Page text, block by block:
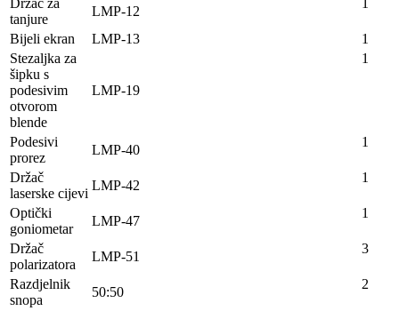
Držač za
tanjure
LMP-12
Bijeli ekran LMP-13
1
Stezaljka za
šipku s
podesivim
otvorom
blende
LMP-19
1
Podesivi
prorez
LMP-40
1
Držač
laserske cijevi
LMP-42
1
Optički
goniometar
LMP-47
1
Držač
polarizatora
LMP-51
3
Razdjelnik
snopa
50:50
2